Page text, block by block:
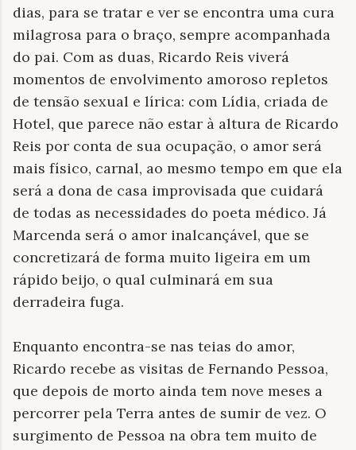
dias, para se tratar e ver se encontra uma cura
milagrosa para o braço, sempre acompanhada
do pai. Com as duas, Ricardo Reis viverá
momentos de envolvimento amoroso repletos
de tensão sexual e lírica: com Lídia, criada de
Hotel, que parece não estar à altura de Ricardo
Reis por conta de sua ocupação, o amor será
mais físico, carnal, ao mesmo tempo em que ela
será a dona de casa improvisada que cuidará
de todas as necessidades do poeta médico. Já
Marcenda será o amor inalcançável, que se
concretizará de forma muito ligeira em um
rápido beijo, o qual culminará em sua
derradeira fuga.
Enquanto encontra-se nas teias do amor,
Ricardo recebe as visitas de Fernando Pessoa,
que depois de morto ainda tem nove meses a
percorrer pela Terra antes de sumir de vez. O
surgimento de Pessoa na obra tem muito de